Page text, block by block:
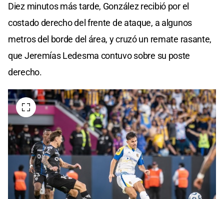
Diez minutos más tarde, González recibió por el
costado derecho del frente de ataque, a algunos
metros del borde del área, y cruzó un remate rasante,
que Jeremías Ledesma contuvo sobre su poste
derecho.